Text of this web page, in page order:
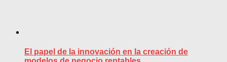
El papel de la innovación en la creación de